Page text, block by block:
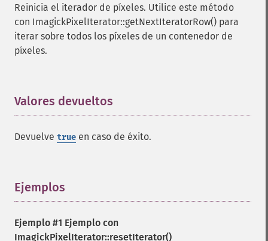
Reinicia el iterador de píxeles. Utilice este método
con ImagickPixelIterator::getNextIteratorRow() para
iterar sobre todos los píxeles de un contenedor de
píxeles.
Valores devueltos
Devuelve true en caso de éxito.
Ejemplos
Ejemplo #1 Ejemplo con
ImagickPixelIterator::resetIterator()